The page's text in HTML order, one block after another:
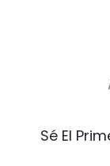
Sé El